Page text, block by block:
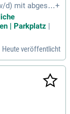
d) mit abgesc
Erfa
auch Fac
erwarten Sie
dem Bautarif.
30 Tage Urla
wird
Sie regelm
individuell weit
zu
+
| Parkplatz |
Heute veröffentlicht